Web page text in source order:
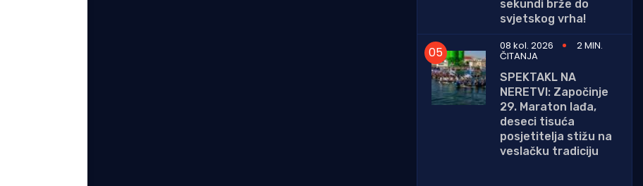
sekundi brže do
svjetskog vrha!
08 kol. 2026
2 MIN.
ČITANJA
SPEKTAKL NA
NERETVI: Započinje
29. Maraton lađa,
deseci tisuća
posjetitelja stižu na
veslačku tradiciju